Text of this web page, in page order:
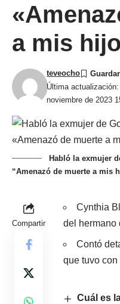
a mis
Última
noviembre de 2023
teveocho
Habló la exmujer
“Amenazó de muerte a mis
Compartir
Cynthia
del hermano
Contó
que tuvo
Cuál es